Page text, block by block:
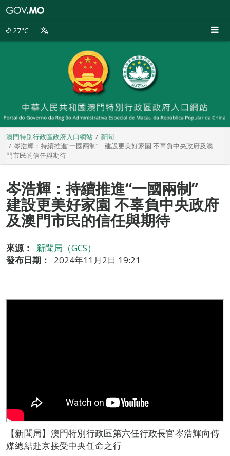
27°C
澳門特別行政區政府入口網站
新聞
岑浩輝：持續推進“一國兩制” 建設更美好家園 不辜負中央政府及澳
門市民的信任與期待
岑浩輝：持續推進“一國兩制”
建設更美好家園 不辜負中央政府
及澳門市民的信任與期待
來源：
新聞局（GCS）
發布日期：
2024年11月2日 19:21
【新聞局】澳門特別行政區第六任行政長官岑浩輝向傳
媒總結赴京接受中央任命之行